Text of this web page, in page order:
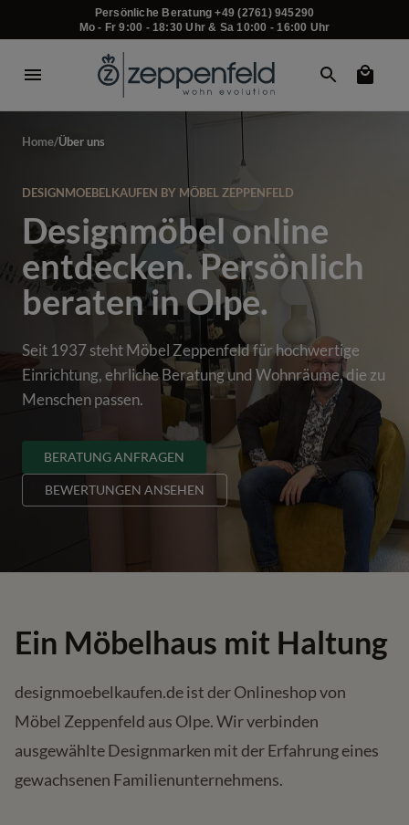
Persönliche Beratung +49 (2761) 945290
Mo - Fr 9:00 - 18:30 Uhr & Sa 10:00 - 16:00 Uhr
Home/Über uns
DESIGNMOEBELKAUFEN BY MÖBEL ZEPPENFELD
Designmöbel online
entdecken. Persönlich
beraten in Olpe.
Seit 1937 steht Möbel Zeppenfeld für hochwertige
Einrichtung, ehrliche Beratung und Wohnräume, die zu
Menschen passen.
BERATUNG ANFRAGEN
BEWERTUNGEN ANSEHEN
Ein Möbelhaus mit Haltung
designmoebelkaufen.de ist der Onlineshop von
Möbel Zeppenfeld aus Olpe. Wir verbinden
ausgewählte Designmarken mit der Erfahrung eines
gewachsenen Familienunternehmens.